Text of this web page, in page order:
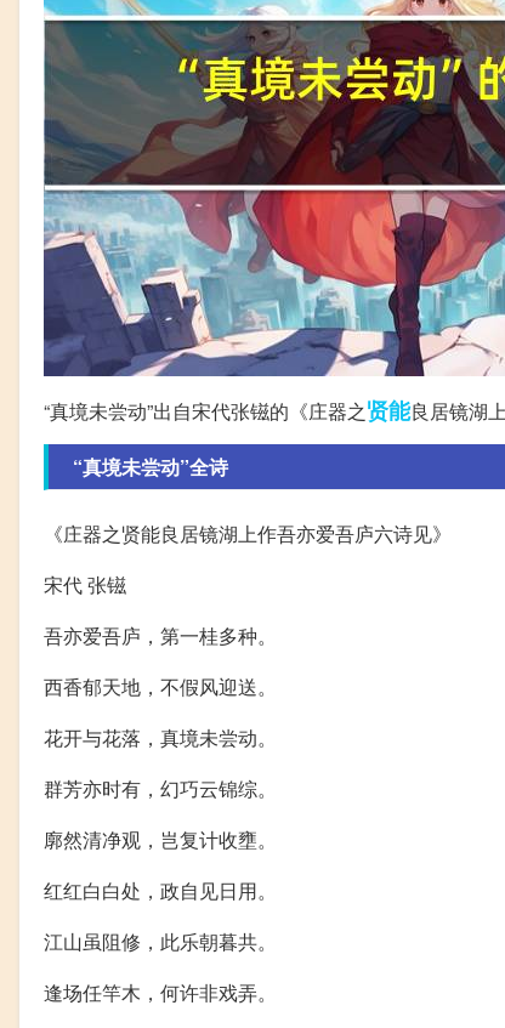
“真境未尝动”出自宋代张镃的《庄器之贤能良居镜湖
“真境未尝动”全诗
《庄器之贤能良居镜湖上作吾亦爱吾庐六诗见》
宋代 张镃
吾亦爱吾庐，第一桂多种。
西香郁天地，不假风迎送。
花开与花落，真境未尝动。
群芳亦时有，幻巧云锦综。
廓然清净观，岂复计收壅。
红红白白处，政自见日用。
江山虽阻修，此乐朝暮共。
逢场任竿木，何许非戏弄。